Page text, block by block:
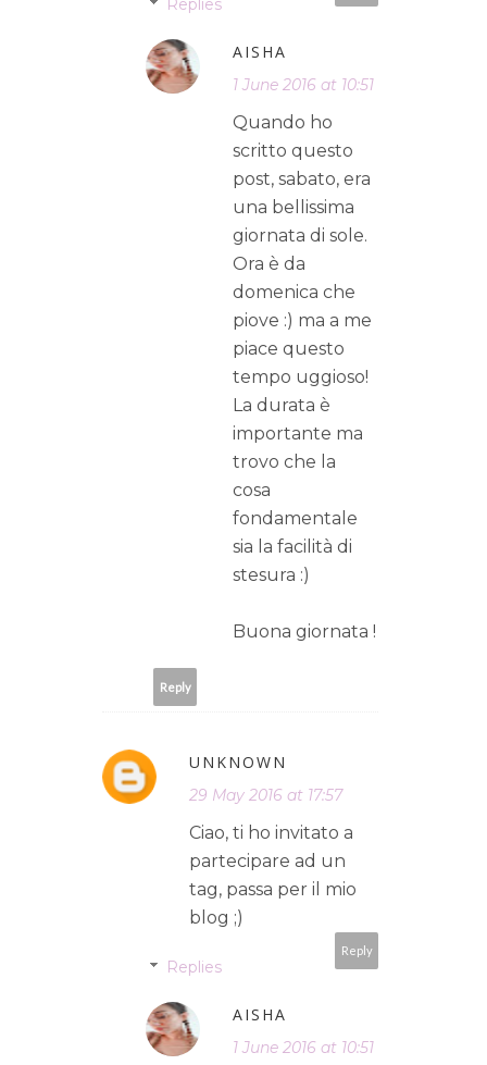
Replies
AISHA
1 June 2016 at 10:51
Quando ho
scritto questo
post, sabato, era
una bellissima
giornata di sole.
Ora è da
domenica che
piove :) ma a me
piace questo
tempo uggioso!
La durata è
importante ma
trovo che la
cosa
fondamentale
sia la facilità di
stesura :)
Buona giornata !
Reply
UNKNOWN
29 May 2016 at 17:57
Ciao, ti ho invitato a
partecipare ad un
tag, passa per il mio
blog ;)
Reply
Replies
AISHA
1 June 2016 at 10:51